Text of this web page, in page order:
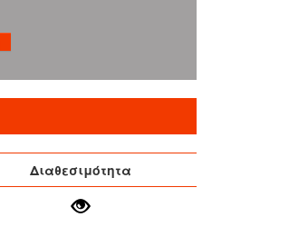
Διαθεσιμότητα